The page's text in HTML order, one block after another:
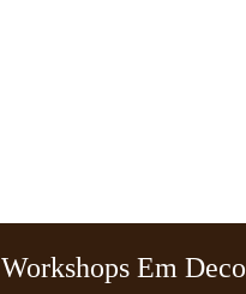
Workshops Em Deco